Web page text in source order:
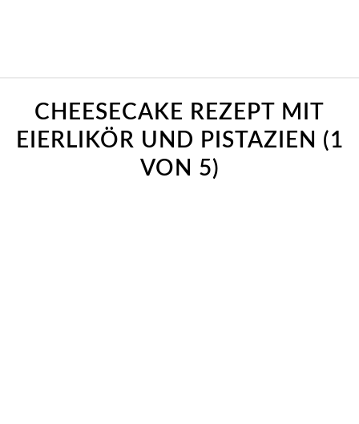
CHEESECAKE REZEPT MIT
EIERLIKÖR UND PISTAZIEN (1
VON 5)